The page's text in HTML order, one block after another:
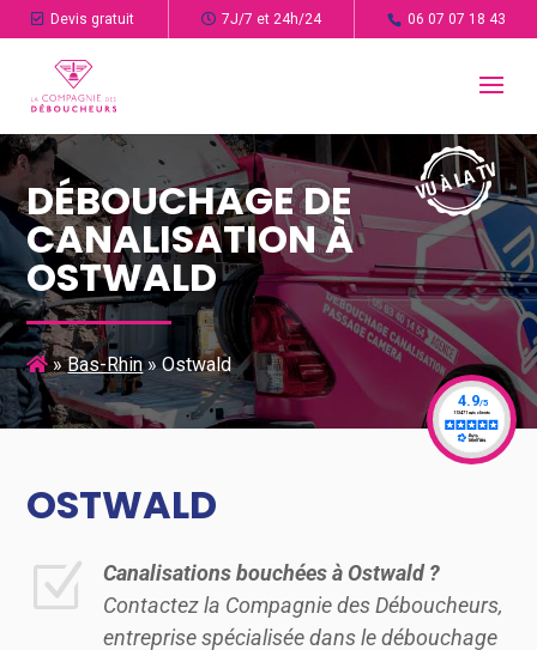
Devis gratuit 7J/7 et 24h/24 06 07 07 18 43
DÉBOUCHAGE DE
CANALISATION À
OSTWALD
»Bas-Rhin»Ostwald
OSTWALD
Z
Canalisations bouchées à Ostwald ?
Contactez la Compagnie des Déboucheurs,
entreprise spécialisée dans le débouchage